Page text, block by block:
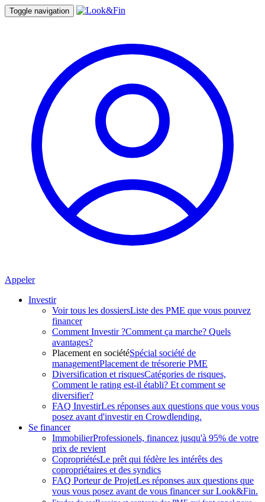
Toggle navigation
Appeler
Investir
Voir tous les dossiersListe des PME que vous pouvez
financer
Comment Investir ?Comment ça marche? Quels
avantages?
Placement en sociétéSpécial société de
managementPlacement de trésorerie PME
Diversification et risquesCatégories de risques,
Comment le rating est-il établi? Et comment se
diversifier?
FAQ InvestirLes réponses aux questions que vous vous
posez avant d'investir en Crowdlending.
Se financer
ImmobilierProfessionels, financez jusqu'à 95% de votre
prix de revient
CopropriétésLe prêt qui fédère les intérêts des
copropriétaires et des syndics
FAQ Porteur de ProjetLes réponses aux questions que
vous vous posez avant de vous financer sur Look&Fin.